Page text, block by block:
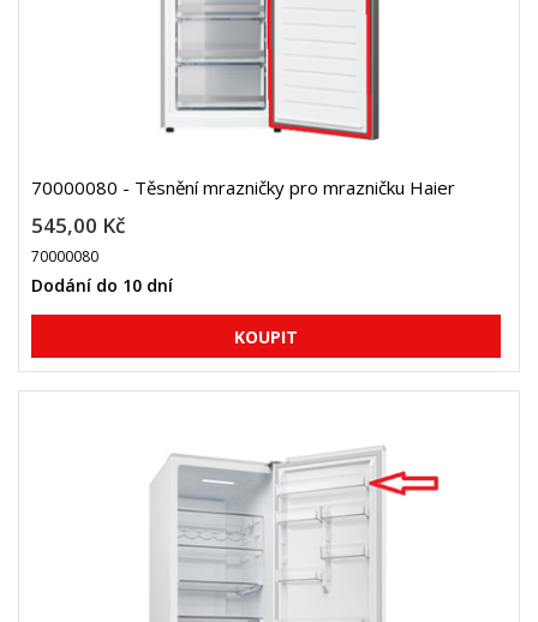
70000080 - Těsnění mrazničky pro mrazničku Haier
545,00 Kč
70000080
Dodání do 10 dní